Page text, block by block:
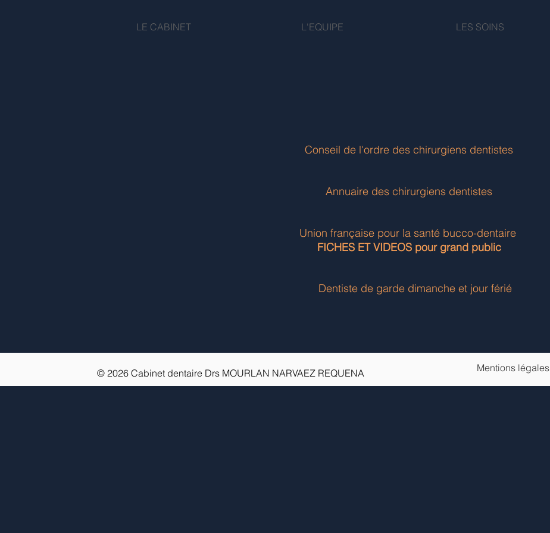
LE CABINET L'EQUIPE LES SOINS
Conseil de l'ordre des chirurgiens dentistes
Annuaire des chirurgiens dentistes
Union française pour la santé bucco-dentaire
FICHES ET VIDEOS pour grand public
Dentiste de garde dimanche et jour férié
© 2026 Cabinet dentaire Drs MOURLAN NARVAEZ REQUENA Mentions légales